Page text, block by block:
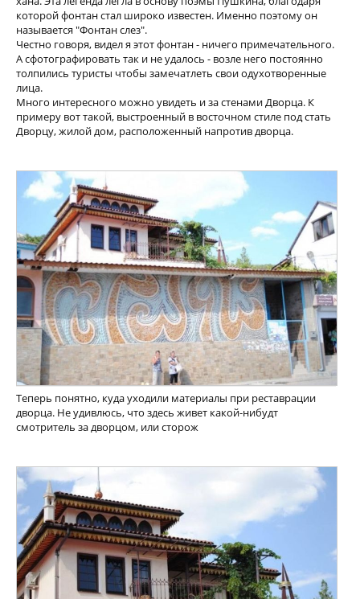
которой фонтан стал широко известен. Именно поэтому он
называется "Фонтан слез".
Честно говоря, видел я этот фонтан - ничего примечательного.
А сфотографировать так и не удалось - возле него постоянно
толпились туристы чтобы замечатлеть свои одухотворенные
лица.
Много интересного можно увидеть и за стенами Дворца. К
примеру вот такой, выстроенный в восточном стиле под стать
Дворцу, жилой дом, расположенный напротив дворца.
Теперь понятно, куда уходили материалы при реставрации
дворца. Не удивлюсь, что здесь живет какой-нибудт
смотритель за дворцом, или сторож